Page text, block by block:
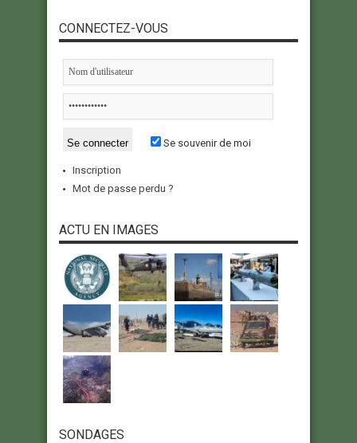
CONNECTEZ-VOUS
Se souvenir de moi
Inscription
Mot de passe perdu ?
ACTU EN IMAGES
SONDAGES